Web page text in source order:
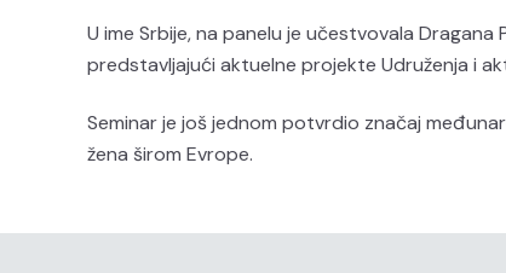
U ime Srbije, na panelu je učestvovala
predstavljajući aktuelne projekte Udruženja i
Seminar je još jednom potvrdio značaj
žena širom Evrope.